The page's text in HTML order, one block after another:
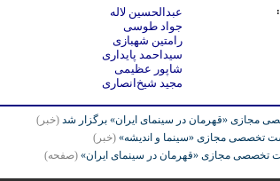
:
عبدالحسین لاله
جواد طوسی
رامتین شهبازی
سیداحمد پایداری
شاپور عظیمی
مجید شیخ‌انصاری
مجازی «قهرمان در سینمای ایران» برگزار شد (خبر)
تخصصی مجازی «سینما و اندیشه» (خبر)
تخصصی مجازی «قهرمان در سینمای ایران» (صفحه)